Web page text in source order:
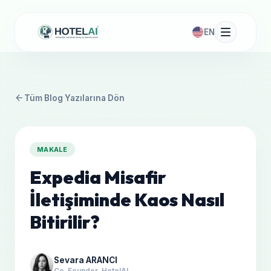
EN
arrow_back Tüm Blog Yazılarına Dön
MAKALE
Expedia Misafir
İletişiminde Kaos Nasıl
Bitirilir?
Sevara ARANCI